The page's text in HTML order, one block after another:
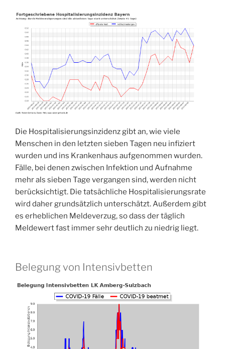
Die Hospitalisierungsinzidenz gibt an, wie viele
Menschen in den letzten sieben Tagen neu infiziert
wurden und ins Krankenhaus aufgenommen wurden.
Fälle, bei denen zwischen Infektion und Aufnahme
mehr als sieben Tage vergangen sind, werden nicht
berücksichtigt. Die tatsächliche Hospitalisierungsrate
wird daher grundsätzlich unterschätzt. Außerdem gibt
es erheblichen Meldeverzug, so dass der täglich
Meldewert fast immer sehr deutlich zu niedrig liegt.
Belegung von Intensivbetten